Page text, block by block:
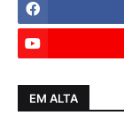
EM ALTA